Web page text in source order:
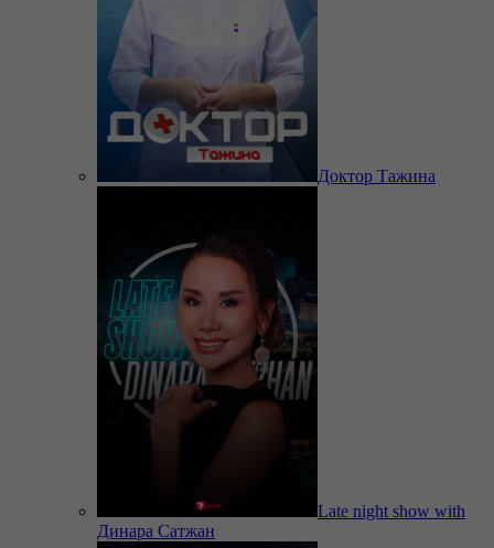
Доктор Тажина
Late night show with
Динара Сатжан